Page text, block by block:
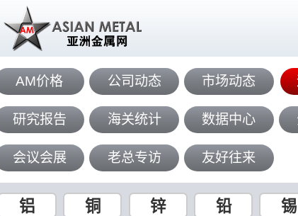
AM价格 公司动态 市场动态
研究报告 海关统计 数据中心
会议会展 老总专访 友好往来
铝 铜 锌 铅 锡